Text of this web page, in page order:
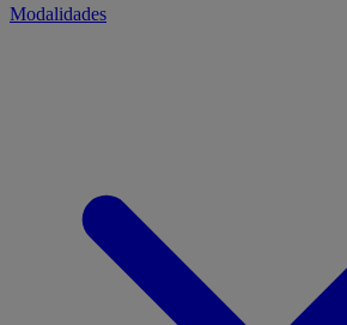
Modalidades